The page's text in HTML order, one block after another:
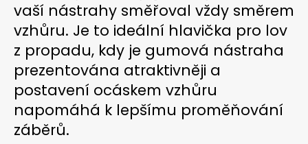
vaší nástrahy směřoval vždy směrem
vzhůru. Je to ideální hlavička pro lov
z propadu, kdy je gumová nástraha
prezentována atraktivněji a
postavení ocáskem vzhůru
napomáhá k lepšímu proměňování
záběrů.
t
a
r
e
y
o
u
l